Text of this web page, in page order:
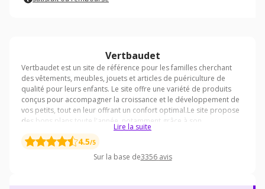
Vertbaudet
Lire la suite
4.5/5
Sur la base de3356 avis